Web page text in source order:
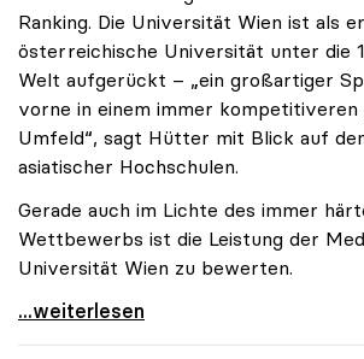
Ranking. Die Universität Wien ist als
österreichische Universität unter die
Welt aufgerückt – „ein großartiger
vorne in einem immer kompetitiveren
Umfeld“, sagt Hütter mit Blick auf
asiatischer Hochschulen.
Gerade auch im Lichte des immer
Wettbewerbs ist die Leistung der
Universität Wien zu bewerten.
„Top-Rankingplätze heimischer
...weiterlesen